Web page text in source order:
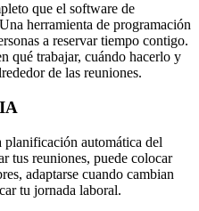
que el software de
herramienta de programación
a reservar tiempo contigo.
qué trabajar, cuándo hacerlo y
de las reuniones.
automática del
tus reuniones, puede colocar
adaptarse cuando cambian
tu jornada laboral.